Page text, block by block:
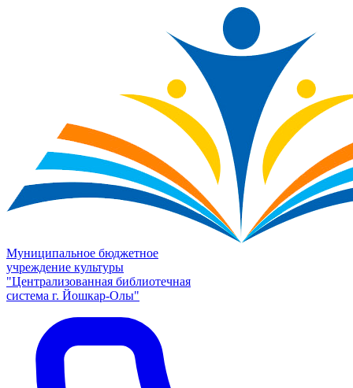
Муниципальное бюджетное
учреждение культуры
"Централизованная библиотечная
система г. Йошкар-Олы"